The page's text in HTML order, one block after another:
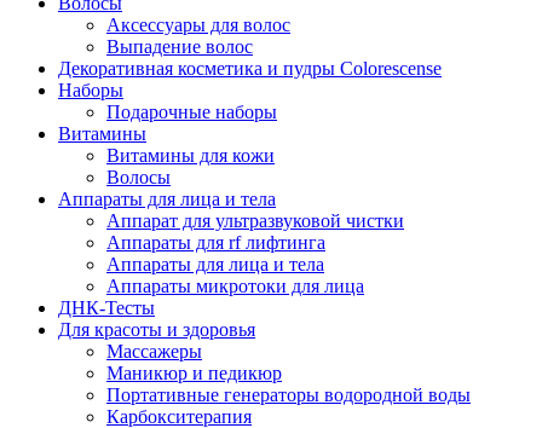
Аксессуары для волос
Выпадение волос
Декоративная косметика и пудры Colorescense
Наборы
Подарочные наборы
Витамины
Витамины для кожи
Волосы
Аппараты для лица и тела
Аппарат для ультразвуковой чистки
Аппараты для rf лифтинга
Аппараты для лица и тела
Аппараты микротоки для лица
ДНК-Тесты
Для красоты и здоровья
Массажеры
Маникюр и педикюр
Портативные генераторы водородной воды
Карбокситерапия